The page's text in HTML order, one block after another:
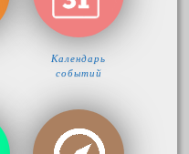
Календарь
событий